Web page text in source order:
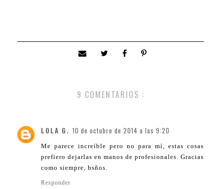
9 COMENTARIOS :
LOLA G. 10 de octubre de 2014 a las 9:20
Me parece increíble pero no para mí, estas cosas
prefiero dejarlas en manos de profesionales. Gracias
como siempre, bsños.
Responder